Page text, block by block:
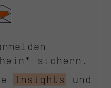
sichern.
Insights
und